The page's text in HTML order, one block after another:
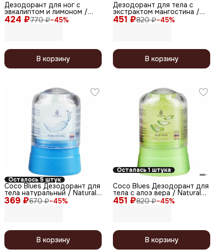
424 ₽770 ₽−45%
Дезодорант для ног с
эвкалиптом и лимоном /
Foot Spray Antiperspirant,
150 мл
В корзину
451 ₽820 ₽−45%
Дезодорант для тела с
экстрактом мангостина /
Natural Crystal Deodorant
Mangosteen, 50 г
В корзину
Осталось 5 штук
369 ₽670 ₽−45%
Coco Blues Дезодорант для
тела натуральный / Natural
Crystal Deodorant, 50 г
В корзину
Осталась 1 штука
451 ₽820 ₽−45%
Coco Blues Дезодорант для
тела с алоэ вера / Natural
Crystal Deodorant Aloe Vera,
50 г
В корзину